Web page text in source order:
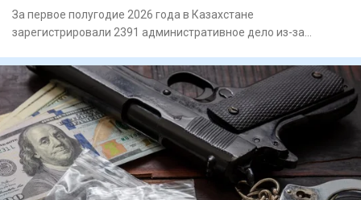
За первое полугодие 2026 года в Казахстане
зарегистрировали 2391 административное дело из-за